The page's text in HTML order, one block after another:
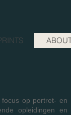
op portret- en
opleidingen en